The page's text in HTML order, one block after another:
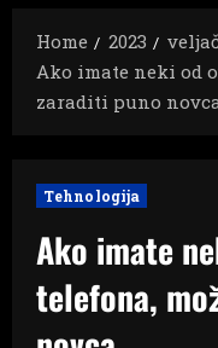
Home
2023
Ako imate neki od
zaraditi puno
Tehnologija
Ako imate
telefona,